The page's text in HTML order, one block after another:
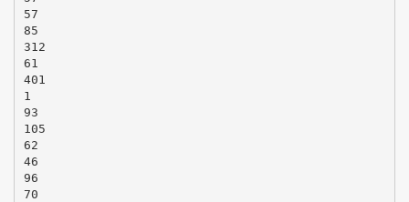
57
85
312
61
401
1
93
105
62
46
96
70